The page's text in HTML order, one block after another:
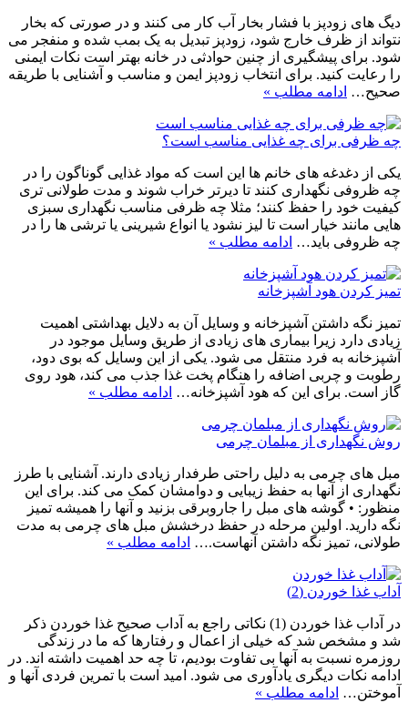
دیگ های زودپز با فشار بخار آب کار می کنند و در صورتی که بخار
نتواند از ظرف خارج شود، زودپز تبدیل به یک بمب شده و منفجر می
شود. برای پیشگیری از چنین حوادثی در خانه بهتر است نکات ایمنی
را رعایت کنید. برای انتخاب زودپز ایمن و مناسب و آشنایی با طریقه
صحیح… ادامه مطلب »
چه ظرفی برای چه غذایی مناسب است؟
یکی از دغدغه های خانم ها این است که مواد غذایی گوناگون را در
چه ظروفی نگهداری کنند تا دیرتر خراب شوند و مدت طولانی تری
کیفیت خود را حفظ کنند؛ مثلا چه ظرفی مناسب نگهداری سبزی
هایی مانند خیار است تا لیز نشود یا انواع شیرینی یا ترشی ها را در
چه ظروفی باید… ادامه مطلب »
تمیز کردن هود آشپزخانه
تمیز نگه داشتن آشپزخانه و وسایل آن به دلایل بهداشتی اهمیت
زیادی دارد زیرا بیماری های زیادی از طریق وسایل موجود در
آشپزخانه به فرد منتقل می شود. یکی از این وسایل که بوی دود،
رطوبت و چربی اضافه را هنگام پخت غذا جذب می کند، هود روی
گاز است. برای این که هود آشپزخانه… ادامه مطلب »
روش نگهداری از مبلمان چرمی
مبل های چرمی به دلیل راحتی طرفدار زیادی دارند. آشنایی با طرز
نگهداری از آنها به حفظ زیبایی و دوامشان کمک می کند. برای این
منظور: • گوشه های مبل را جاروبرقی بزنید و آنها را همیشه تمیز
نگه دارید. اولین مرحله در حفظ درخشش مبل های چرمی به مدت
طولانی، تمیز نگه داشتن آنهاست.… ادامه مطلب »
آداب غذا خوردن (2)
در آداب غذا خوردن (1) نکاتی راجع به آداب صحیح غذا خوردن ذکر
شد و مشخص شد که خیلی از اعمال و رفتارها که ما در زندگی
روزمره نسبت به آنها بی تفاوت بودیم، تا چه حد اهمیت داشته اند. در
ادامه نکات دیگری یادآوری می شود. امید است با تمرین فردی آنها و
آموختن… ادامه مطلب »